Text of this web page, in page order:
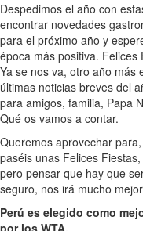
Despedimos el año con
encontrar novedades
para el próximo año y
época más positiva. Felices
Ya se nos va, otro año más
últimas noticias breves del
para amigos, familia, Papa
Qué os vamos a contar.
Queremos aprovechar
paséis unas Felices
pero pensar que hay que
seguro, nos irá mucho
Perú es elegido como